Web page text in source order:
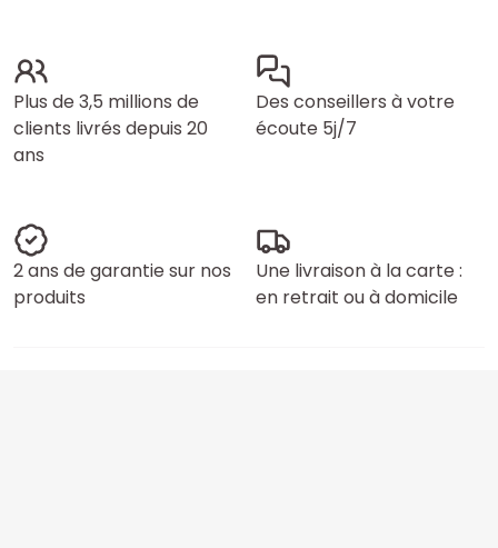
Plus de 3,5 millions de
clients livrés depuis 20
ans
Des conseillers à votre
écoute 5j/7
2 ans de garantie sur nos
produits
Une livraison à la carte :
en retrait ou à domicile